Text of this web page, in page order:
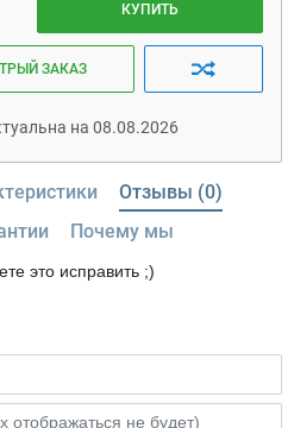
КУПИТЬ
ЗАКАЗ
на 08.08.2026
Отзывы (0)
Почему мы
это исправить ;)